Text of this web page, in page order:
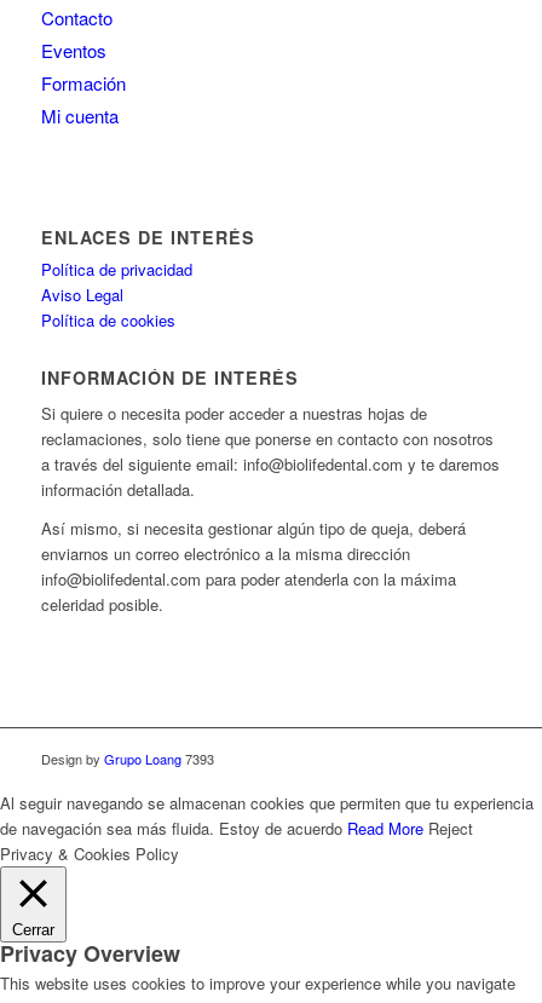
Contacto
Eventos
Formación
Mi cuenta
ENLACES DE INTERÉS
Política de privacidad
Aviso Legal
Política de cookies
INFORMACIÓN DE INTERÉS
Si quiere o necesita poder acceder a nuestras hojas de
reclamaciones, solo tiene que ponerse en contacto con nosotros
a través del siguiente email: info@biolifedental.com y te daremos
información detallada.
Así mismo, si necesita gestionar algún tipo de queja, deberá
enviarnos un correo electrónico a la misma dirección
info@biolifedental.com para poder atenderla con la máxima
celeridad posible.
Design by Grupo Loang7393
Al seguir navegando se almacenan cookies que permiten que tu experiencia
de navegación sea más fluida. Estoy de acuerdo Read More Reject
Privacy & Cookies Policy
Cerrar
Privacy Overview
This website uses cookies to improve your experience while you navigate